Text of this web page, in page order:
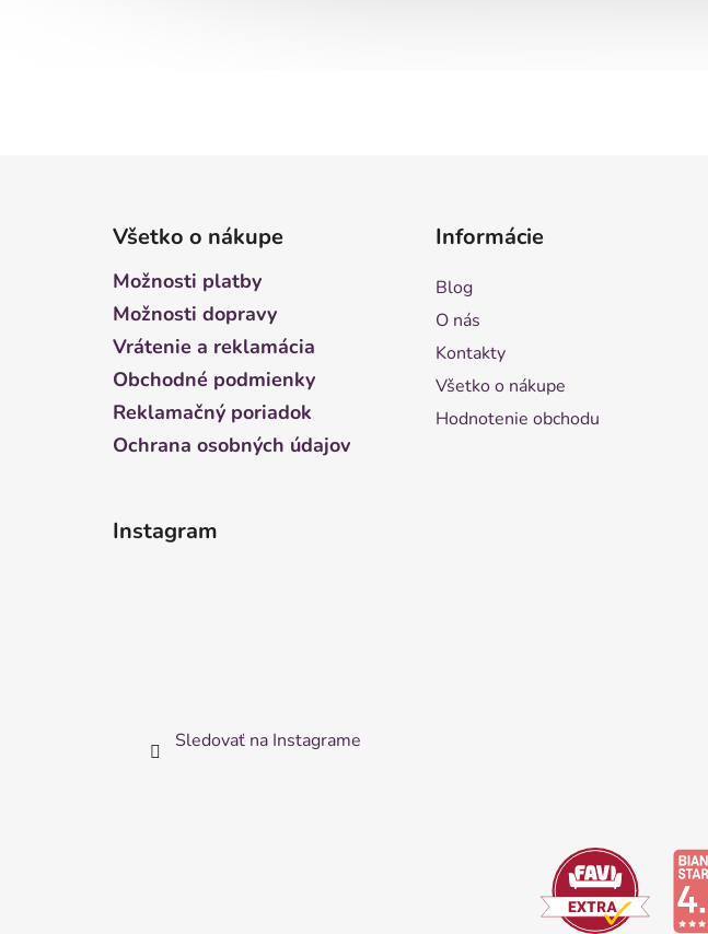
Všetko o nákupe
Možnosti platby
Možnosti dopravy
Vrátenie a reklamácia
Obchodné podmienky
Reklamačný poriadok
Ochrana osobných údajov
Informácie
Blog
O nás
Kontakty
Všetko o nákupe
Hodnotenie obchodu
Instagram
Sledovať na Instagrame